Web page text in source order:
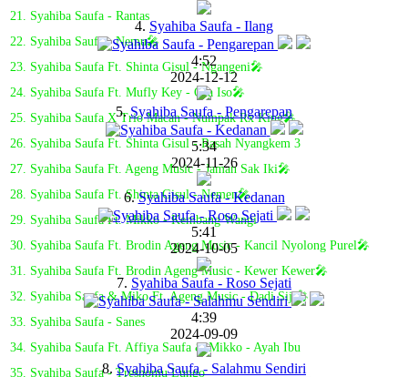
21. Syahiba Saufa - Rantas
22. Syahiba Saufa - Nemu🎤
23. Syahiba Saufa Ft. Shinta Gisul - Ngangeni🎤
24. Syahiba Saufa Ft. Mufly Key - Ora Iso🎤
25. Syahiba Saufa X Trio Macan - Numpak Rx King🎤
26. Syahiba Saufa Ft. Shinta Gisul - Rasah Nyangkem 3
27. Syahiba Saufa Ft. Ageng Music - Jaman Sak Iki🎤
28. Syahiba Saufa Ft. Shinta Gisul - Nemen🎤
29. Syahiba Saufa Ft. Mikko - Kembang Wangi
30. Syahiba Saufa Ft. Brodin Ageng Music - Kancil Nyolong Purel🎤
31. Syahiba Saufa Ft. Brodin Ageng Music - Kewer Kewer🎤
32. Syahiba Saufa & Miko Ft. Ageng Music - Dadi Siji🎤
33. Syahiba Saufa - Sanes
34. Syahiba Saufa Ft. Affiya Saufa & Mikko - Ayah Ibu
35. Syahiba Saufa - Tresnomu Lungo
4. Syahiba Saufa - Ilang
4:52
2024-12-12
5.Syahiba Saufa - Pengarepan
5:34
2024-11-26
6.Syahiba Saufa - Kedanan
5:41
2024-10-05
7. Syahiba Saufa - Roso Sejati
4:39
2024-09-09
8.Syahiba Saufa - Salahmu Sendiri